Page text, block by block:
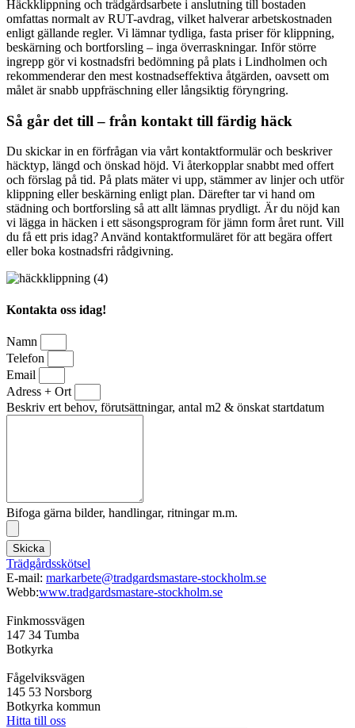
Häckklippning och trädgårdsarbete i anslutning till bostaden
omfattas normalt av RUT-avdrag, vilket halverar arbetskostnaden
enligt gällande regler. Vi lämnar tydliga, fasta priser för klippning,
beskärning och bortforsling – inga överraskningar. Inför större
ingrepp gör vi kostnadsfri bedömning på plats i Lindholmen och
rekommenderar den mest kostnadseffektiva åtgärden, oavsett om
målet är snabb uppfräschning eller långsiktig föryngring.
Så går det till – från kontakt till färdig häck
Du skickar in en förfrågan via vårt kontaktformulär och beskriver
häcktyp, längd och önskad höjd. Vi återkopplar snabbt med offert
och förslag på tid. På plats mäter vi upp, stämmer av linjer och utför
klippning eller beskärning enligt plan. Därefter tar vi hand om
städning och bortforsling så att allt lämnas prydligt. Är du nöjd kan
vi lägga in häcken i ett säsongsprogram för jämn form året runt. Vill
du få ett pris idag? Använd kontaktformuläret för att begära offert
eller boka kostnadsfri rådgivning.
Kontakta oss idag!
Namn
Telefon
Email
Adress + Ort
Beskriv ert behov, förutsättningar, antal m2 & önskat startdatum
Bifoga gärna bilder, handlingar, ritningar m.m.
Skicka
Trädgårdsskötsel
E-mail: markarbete@tradgardsmastare-stockholm.se
Webb:www.tradgardsmastare-stockholm.se
Finkmossvägen
147 34 Tumba
Botkyrka
Fågelviksvägen
145 53 Norsborg
Botkyrka kommun
Hitta till oss